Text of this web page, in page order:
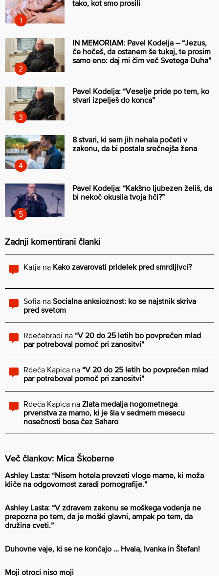
tako, kot smo prosili
IN MEMORIAM: Pavel Kodelja – “Jezus,
če hočeš, da ostanem še tukaj, te prosim
samo eno: daj mi čim več Svetega Duha”
Pavel Kodelja: “Veselje pride po tem, ko
stvari izpelješ do konca”
8 stvari, ki sem jih nehala početi v
zakonu, da bi postala srečnejša žena
Pavel Kodelja: “Kakšno ljubezen želiš, da
bi nekoč okusila tvoja hči?”
Zadnji komentirani članki
Katja na Kako zavarovati pridelek pred smrdljivci?
Sofia na Socialna anksioznost: ko se najstnik skriva
pred svetom
Rdečebradi na “V 20 do 25 letih bo povprečen mlad
par potreboval pomoč pri zanositvi”
Rdeča Kapica na “V 20 do 25 letih bo povprečen mlad
par potreboval pomoč pri zanositvi”
Rdeča Kapica na Zlata medalja nogometnega
prvenstva za mamo, ki je šla v sedmem mesecu
nosečnosti bosa čez Saharo
Več člankov: Mica Škoberne
Ashley Lasta: “Nisem hotela prevzeti vloge mame, ki moža
kliče na odgovornost zaradi pornografije.”
Ashley Lasta: “V zdravem zakonu se moškega vodenja ne
prepozna po tem, da je moški glavni, ampak po tem, da
družina cveti.”
Duhovne vaje, ki se ne končajo … Hvala, Ivanka in Štefan!
Moji otroci niso moji